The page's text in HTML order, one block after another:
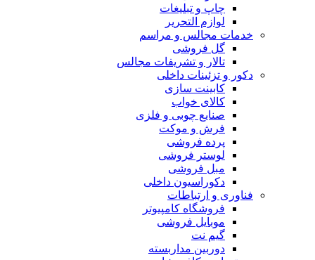
چاپ و تبليغات
لوازم التحریر
خدمات مجالس و مراسم
گل فروشی
تالار و تشریفات مجالس
دکور و تزئینات داخلی
کابینت سازی
کالای خواب
صنایع چوبی و فلزی
فرش و موکت
پرده فروشی
لوستر فروشی
مبل فروشی
دکوراسیون داخلی
فناوری و ارتباطات
فروشگاه كامپيوتر
موبایل فروشی
گیم نت
دوربين مداربسته